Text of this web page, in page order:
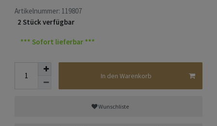
Artikelnummer: 119807
2 Stück verfügbar
*** Sofort lieferbar ***
In den Warenkorb
Wunschliste